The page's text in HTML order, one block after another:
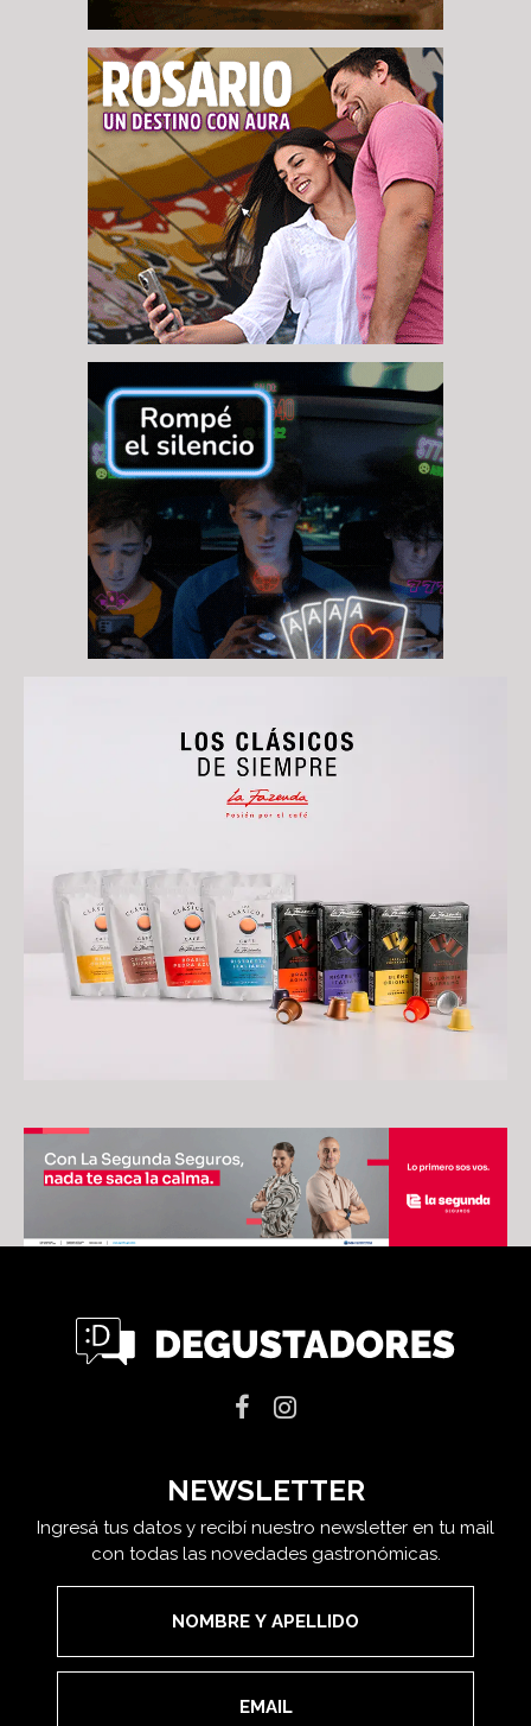
NEWSLETTER
Ingresá tus datos y recibí nuestro newsletter en tu mail
con todas las novedades gastronómicas.